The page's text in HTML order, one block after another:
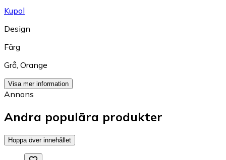
Kupol
Design
Färg
Grå, Orange
Visa mer information
Annons
Andra populära produkter
Hoppa över innehållet